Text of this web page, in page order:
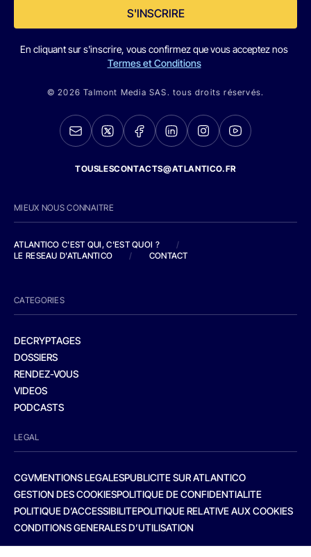
S'INSCRIRE
En cliquant sur s'inscrire, vous confirmez que vous acceptez nos
Termes et Conditions
© 2026 Talmont Media SAS. tous droits réservés.
TOUSLESCONTACTS@ATLANTICO.FR
MIEUX NOUS CONNAITRE
ATLANTICO C'EST QUI, C'EST QUOI ?
/
LE RESEAU D'ATLANTICO
/ CONTACT
CATEGORIES
DECRYPTAGES
DOSSIERS
RENDEZ-VOUS
VIDEOS
PODCASTS
LEGAL
CGVMENTIONS LEGALESPUBLICITE SUR ATLANTICO
GESTION DES COOKIESPOLITIQUE DE CONFIDENTIALITE
POLITIQUE D’ACCESSIBILITEPOLITIQUE RELATIVE AUX COOKIES
CONDITIONS GENERALES D’UTILISATION